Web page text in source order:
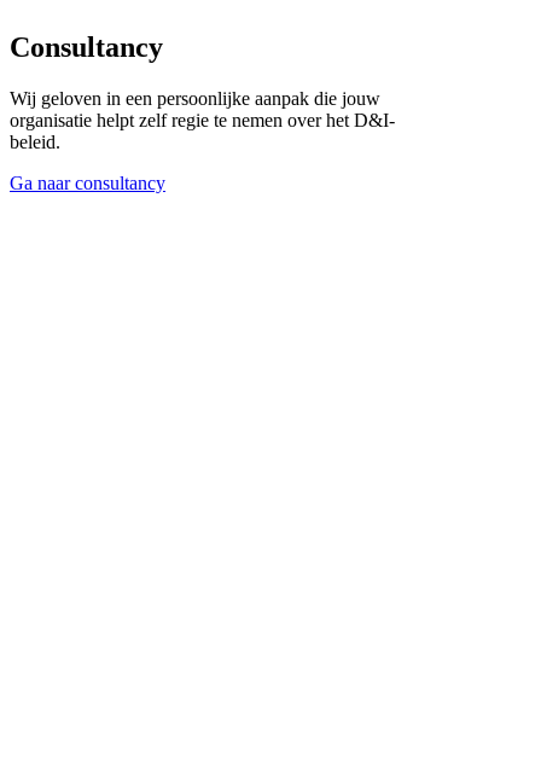
Consultancy
Wij geloven in een persoonlijke aanpak die jouw
organisatie helpt zelf regie te nemen over het D&I-
beleid.
Ga naar consultancy